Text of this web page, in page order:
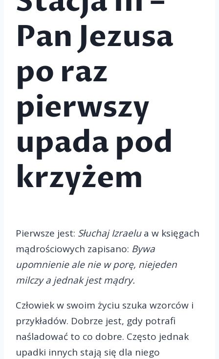
Pan Jezusa
po raz
pierwszy
upada pod
krzyżem
Pierwsze jest: Słuchaj Izraelua w księgach
mądrościowych zapisano: Bywa
upomnienie ale nie w porę, niejeden
milczy a jednak jest mądry.
Człowiek w swoim życiu szuka wzorców i
przykładów. Dobrze jest, gdy potrafi
naśladować to co dobre. Często jednak
upadki innych stają się dla niego